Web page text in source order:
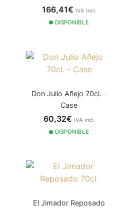
166,41€ IVA incl.
DISPONIBLE
Don Julio Añejo 70cl. -
Case
60,32€ IVA incl.
DISPONIBLE
El Jimador Reposado